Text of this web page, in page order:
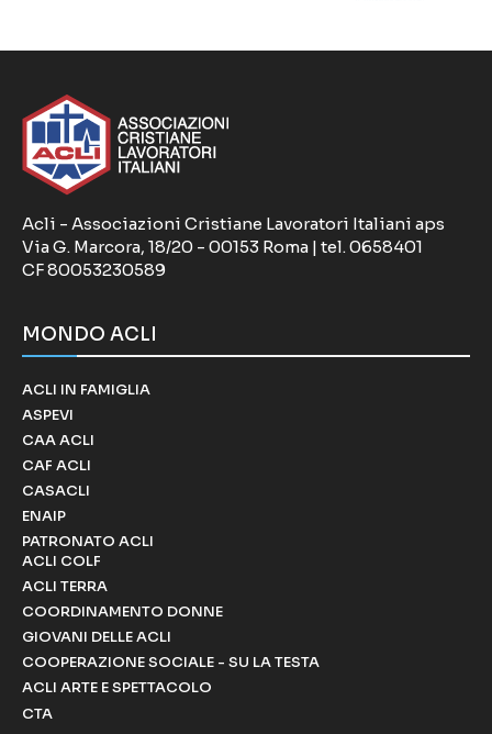
Acli - Associazioni Cristiane Lavoratori Italiani aps
Via G. Marcora, 18/20 - 00153 Roma | tel. 0658401
CF 80053230589
MONDO ACLI
ACLI IN FAMIGLIA
ASPEVI
CAA ACLI
CAF ACLI
CASACLI
ENAIP
PATRONATO ACLI
ACLI COLF
ACLI TERRA
COORDINAMENTO DONNE
GIOVANI DELLE ACLI
COOPERAZIONE SOCIALE - SU LA TESTA
ACLI ARTE E SPETTACOLO
CTA